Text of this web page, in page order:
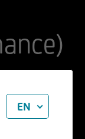
EN